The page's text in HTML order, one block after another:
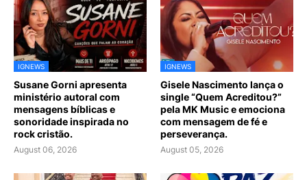
IGNEWS
Susane Gorni apresenta
ministério autoral com
mensagens bíblicas e
sonoridade inspirada no
rock cristão.
August 06, 2026
IGNEWS
Gisele Nascimento lança o
single “Quem Acreditou?”
pela MK Music e emociona
com mensagem de fé e
perseverança.
August 05, 2026